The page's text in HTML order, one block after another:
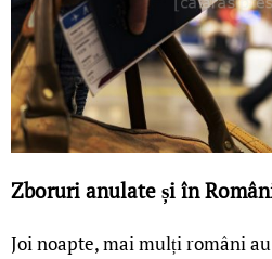
Zboruri anulate și în
Joi noapte, mai mulți români